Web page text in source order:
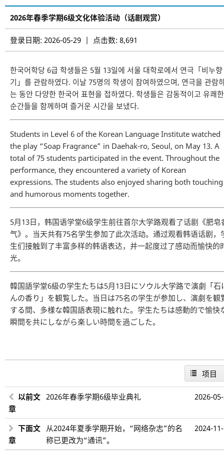
2026年春季学期6级文化体验活动（话剧观赏）
登录日期: 2026-05-29 | 点击数: 8,691
한국어학당 6급 학생들은 5월 13일에 서울 대학로에서 연극「비누향
기」를 관람하였다. 이날 75명의 학생이 참여하였으며, 연극을 관람
는 동안 다양한 한국어 표현을 접하였다. 학생들은 감동적이고 유쾌한
순간들을 함께하며 즐거운 시간을 보냈다.
Students in Level 6 of the Korean Language Institute watched
the play “Soap Fragrance” in Daehak-ro, Seoul, on May 13. A
total of 75 students participated in the event. Throughout the
performance, they encountered a variety of Korean
expressions. The students also enjoyed sharing both touching
and humorous moments together.
5月13日，韩国语学堂6级学生前往首尔大学路观看了话剧《肥皂
气》。当天共有75名学生参加了此次活动。通过观看韩语话剧，
生们接触到了丰富多样的韩语表达，并一起度过了感动而愉快的
光。
韓国語学堂6級の学生たちは5月13日にソウル大学路で演劇「石
んの香り」を観覧した。当日は75名の学生が参加し、演劇を観
する間、多様な韓国語表現に触れた。学生たちは感動的で愉快
瞬間を共にしながら楽しい時間を過ごした。
项目
以前文
章
2026年春季学期6级毕业典礼 2026-
下面文
章
从2024年夏季学期开始，“网络杂志”的名
称已更改为“通讯”。
2024-